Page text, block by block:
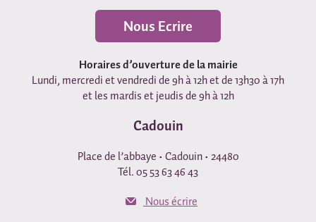
Nous Ecrire
Horaires d’ouverture de la mairie
Lundi, mercredi et vendredi de 9h à 12h et de 13h30 à 17h
et les mardis et jeudis de 9h à 12h
Cadouin
Place de l’abbaye • Cadouin • 24480
Tél. 05 53 63 46 43
Nous écrire